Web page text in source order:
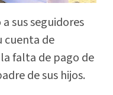
sus seguidores
cuenta de
falta de pago de
de sus hijos.